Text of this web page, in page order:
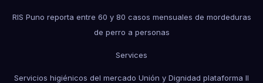
RIS Puno reporta entre 60 y 80 casos mensuales de mordeduras
de perro a personas
Services
Servicios higiénicos del mercado Unión y Dignidad plataforma II